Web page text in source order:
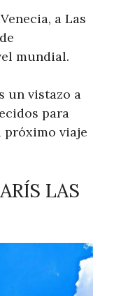
a Las
mundial.
un vistazo a
para
próximo viaje
LAS